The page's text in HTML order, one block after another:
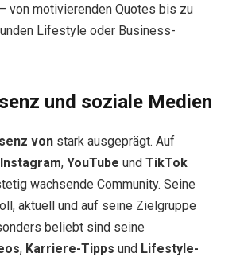
von motivierenden Quotes bis zu
Lifestyle oder Business-
und soziale Medien
von stark ausgeprägt. Auf
Instagram, YouTube und TikTok
wachsende Community. Seine
aktuell und auf seine Zielgruppe
beliebt sind seine
, Karriere-Tipps und Lifestyle-